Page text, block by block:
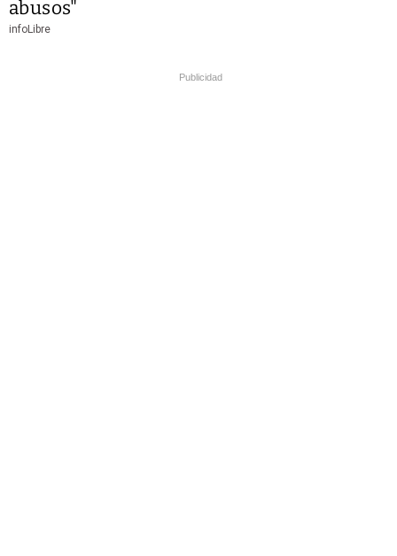
abusos"
infoLibre
Publicidad